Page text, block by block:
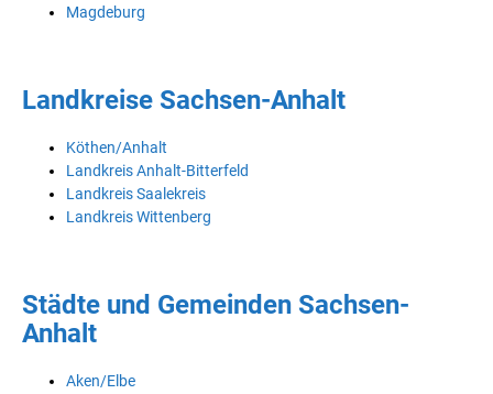
Magdeburg
Landkreise Sachsen-Anhalt
Köthen/Anhalt
Landkreis Anhalt-Bitterfeld
Landkreis Saalekreis
Landkreis Wittenberg
Städte und Gemeinden Sachsen-
Anhalt
Aken/Elbe